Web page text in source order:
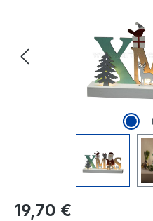
Regulärer Preis:
19,70 €